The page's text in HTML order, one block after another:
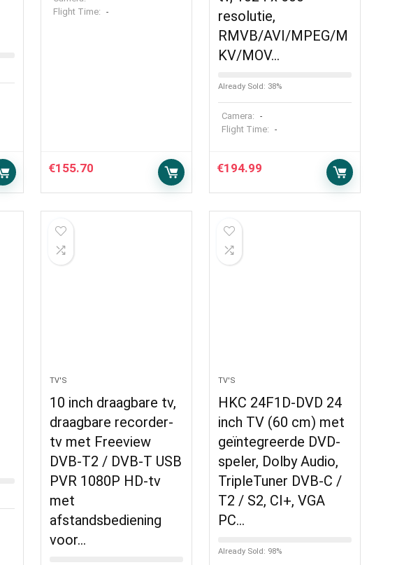
Flight Time: -
€155.70
resolutie,
RMVB/AVI/MPEG/M
KV/MOV…
Already Sold: 38%
Camera: -
Flight Time: -
€194.99
TV'S
10 inch draagbare tv,
draagbare recorder-
tv met Freeview
DVB-T2 / DVB-T USB
PVR 1080P HD-tv
met
afstandsbediening
voor…
TV'S
HKC 24F1D-DVD 24
inch TV (60 cm) met
geïntegreerde DVD-
speler, Dolby Audio,
TripleTuner DVB-C /
T2 / S2, CI+, VGA
PC…
Already Sold: 98%